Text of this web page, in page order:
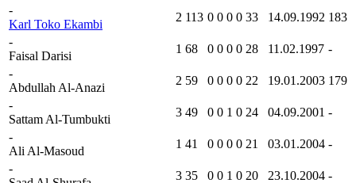
-
Karl Toko Ekambi
2 113 0 0 0 0 33 14.09.1992 183
-
Faisal Darisi
1 68 0 0 0 0 28 11.02.1997 -
-
Abdullah Al-Anazi
2 59 0 0 0 0 22 19.01.2003 179
-
Sattam Al-Tumbukti
3 49 0 0 1 0 24 04.09.2001 -
-
Ali Al-Masoud
1 41 0 0 0 0 21 03.01.2004 -
-
3 35 0 0 1 0 20 23.10.2004 -